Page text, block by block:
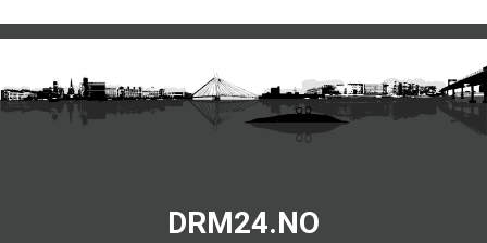
DRM24.NO